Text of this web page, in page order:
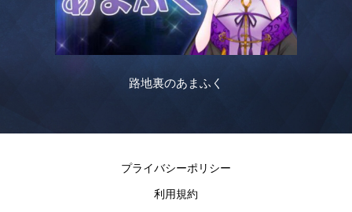
路地裏のあまふく
プライバシーポリシー
利用規約